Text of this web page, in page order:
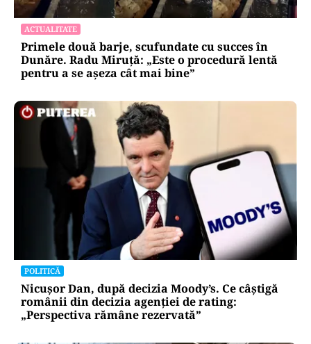
ACTUALITATE
Primele două barje, scufundate cu succes în
Dunăre. Radu Miruță: „Este o procedură lentă
pentru a se așeza cât mai bine”
POLITICĂ
Nicușor Dan, după decizia Moody’s. Ce câștigă
românii din decizia agenției de rating:
„Perspectiva rămâne rezervată”